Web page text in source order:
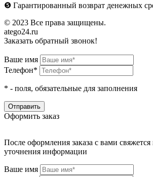
❺ Гарантированный возврат денежных
© 2023 Все права защищены.
atego24.ru
Заказать обратный звонок!
Ваше имя
Телефон*
* - поля, обязательные для заполнения
Оформить заказ
После оформления заказа с вами
уточнения информации
Ваше имя